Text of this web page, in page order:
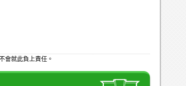
會就此負上責任。